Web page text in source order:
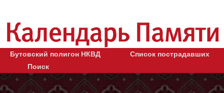
Бутовский полигон НКВД
Список пострадавших
Поиск